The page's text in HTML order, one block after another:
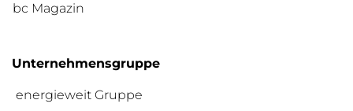
bc Magazin
Unternehmensgruppe
energieweit Gruppe